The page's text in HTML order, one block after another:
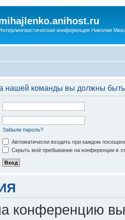
конференция Николая
нашей команды вы должны
Забыли пароль?
Автоматически входить при каждом
Скрыть моё пребывание на конференции в
конференцию